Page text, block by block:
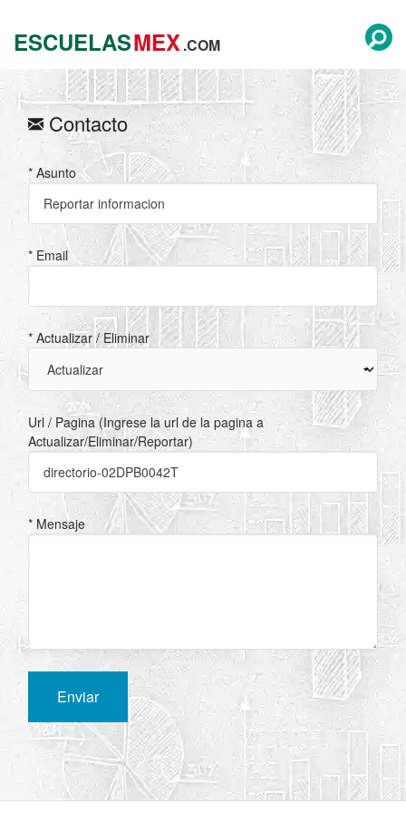
ESCUELASMEX.COM
Contacto
* Asunto
* Email
* Actualizar / Eliminar
Url / Pagina (Ingrese la url de la pagina a
Actualizar/Eliminar/Reportar)
* Mensaje
Enviar